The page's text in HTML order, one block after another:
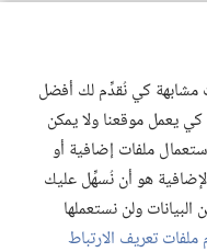
مشابهة كي نُقدِّم لك أفضل
يعمل موقعنا ولا يمكن
ملفات إضافية أو
هو أن نُسهِّل عليك
البيانات ولن نستعملها
تعريف الارتباط